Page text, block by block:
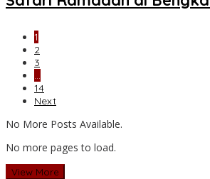
1
2
3
…
14
Next
No More Posts Available.
No more pages to load.
View More